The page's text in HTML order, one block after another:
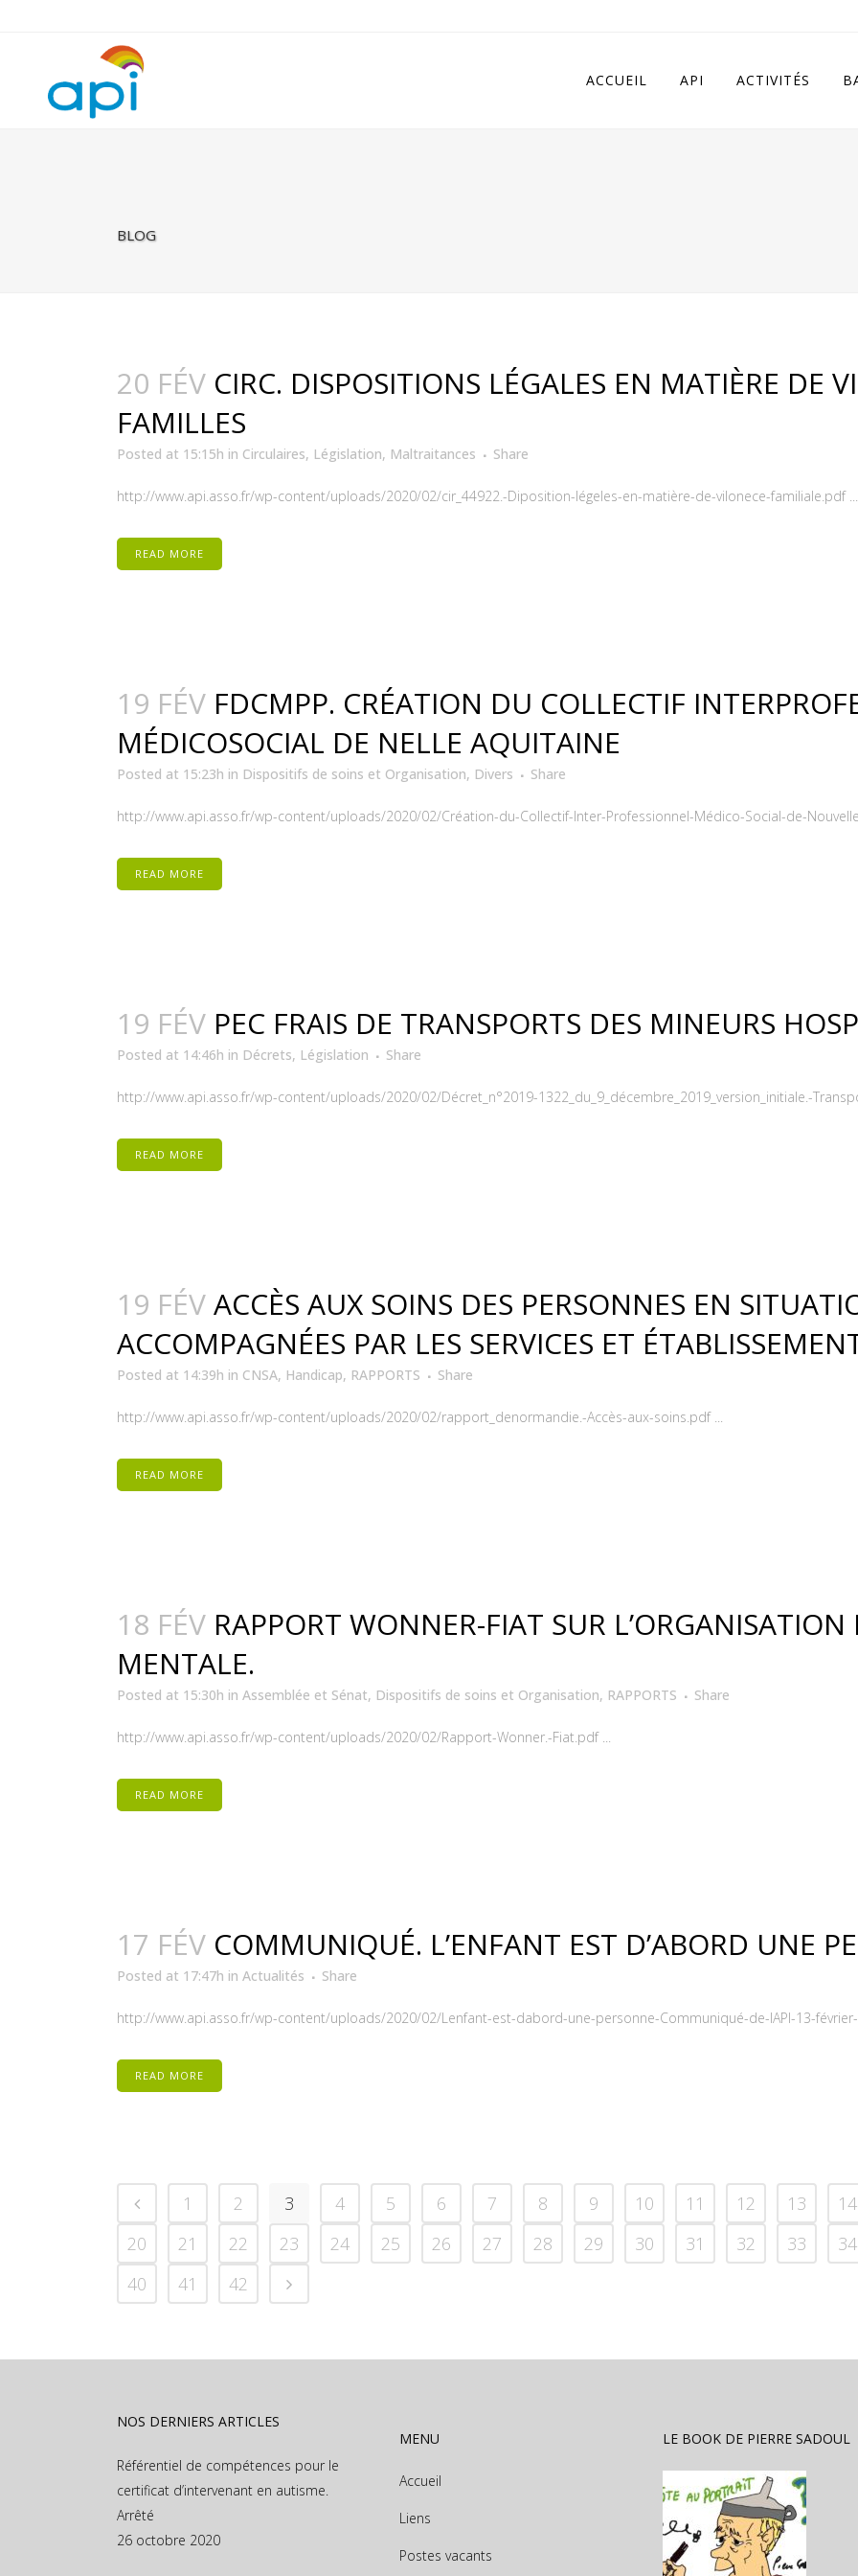
ACCUEIL API ACTIVITÉS
BLOG
20 FÉV CIRC. DISPOSITIONS LÉGALES EN MATIÈRE DE
FAMILLES
Posted at 15:15h in Circulaires, Législation, Maltraitances Share
http://www.api.asso.fr/wp-content/uploads/2020/02/cir_44922.-Diposition-légeles-en-matière-de-vilonece-familiale.pdf ...
READ MORE
19 FÉV FDCMPP. CRÉATION DU COLLECTIF
MÉDICOSOCIAL DE NELLE AQUITAINE
Posted at 15:23h in Dispositifs de soins et Organisation, Divers Share
http://www.api.asso.fr/wp-content/uploads/2020/02/Création-du-Collectif-Inter-Professionnel-Médico-Social-de-
READ MORE
19 FÉV PEC FRAIS DE TRANSPORTS DES MINEURS
Posted at 14:46h in Décrets, Législation Share
http://www.api.asso.fr/wp-content/uploads/2020/02/Décret_n°2019-1322_du_9_décembre_2019_version_initiale.-
READ MORE
19 FÉVACCÈS AUX SOINS DES PERSONNES EN
ACCOMPAGNÉES PAR LES SERVICES ET
Posted at 14:39h in CNSA, Handicap, RAPPORTS Share
http://www.api.asso.fr/wp-content/uploads/2020/02/rapport_denormandie.-Accès-aux-soins.pdf ...
READ MORE
18 FÉV RAPPORT WONNER-FIAT SUR L’ORGANISATION
MENTALE.
Posted at 15:30h in Assemblée et Sénat, Dispositifs de soins et Organisation, RAPPORTS Share
http://www.api.asso.fr/wp-content/uploads/2020/02/Rapport-Wonner.-Fiat.pdf ...
READ MORE
17 FÉV COMMUNIQUÉ. L’ENFANT EST D’ABORD UNE
Posted at 17:47h in Actualités Share
http://www.api.asso.fr/wp-content/uploads/2020/02/Lenfant-est-dabord-une-personne-Communiqué-de-lAPI-13-
READ MORE
1 2 3 4 5 6 7 8 9 10 11 12 13 14
20
21 22 23 24 25 26 27 28 29 30 31 32 33 34
40
41 42
NOS DERNIERS ARTICLES
Référentiel de compétences pour le
certificat d’intervenant en autisme.
Arrêté
26 octobre 2020
MENU
Accueil
Liens
Postes vacants
LE BOOK DE PIERRE SADOUL